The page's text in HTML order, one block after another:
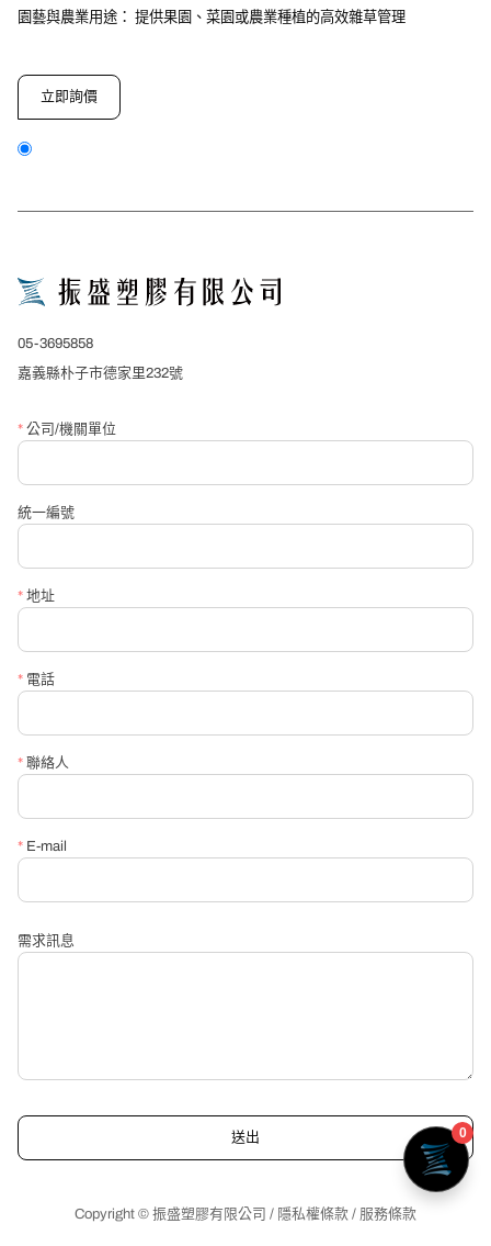
園藝與農業用途： 提供果園、菜園或農業種植的高效雜草管理
立即詢價
close
*公司/單位名稱
*請必填詢問內容
05-3695858
嘉義縣朴子市德家里232號
* 公司/機關單位
統一編號
* 地址
* 電話
* 聯絡人
* E-mail
需求訊息
送出
Copyright © 振盛塑膠有限公司 / 隱私權條款 / 服務條款